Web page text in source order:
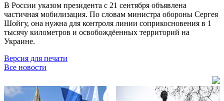
В России указом президента с 21 сентября объявлена
частичная мобилизация. По словам министра обороны Сергея
Шойгу, она нужна для контроля линии соприкосновения в 1
тысячу километров и освобождёенных территорий на
Украине.
Версия для печати
Все новости